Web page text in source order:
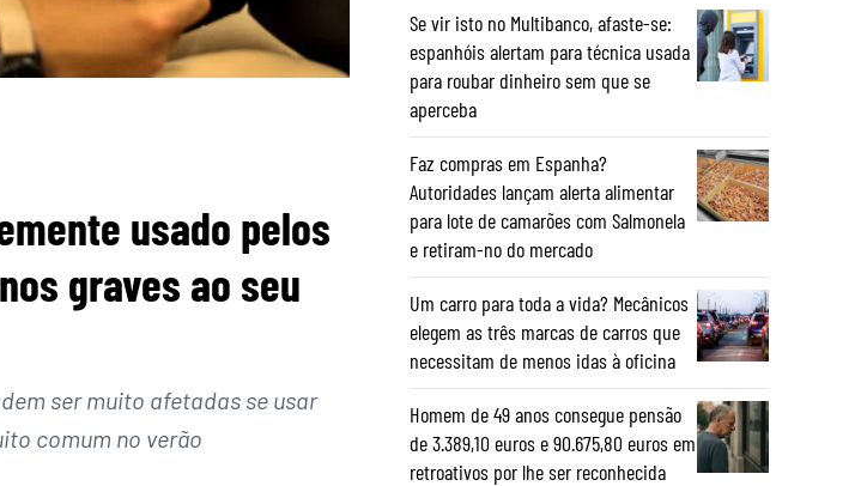
usado pelos
graves ao seu
ser muito afetadas se usar
comum no verão
Se vir isto no Multibanco, afaste-se:
espanhóis alertam para técnica usada
para roubar dinheiro sem que se
aperceba
Faz compras em Espanha?
Autoridades lançam alerta alimentar
para lote de camarões com Salmonela
e retiram-no do mercado
Um carro para toda a vida? Mecânicos
elegem as três marcas de carros que
necessitam de menos idas à oficina
Homem de 49 anos consegue pensão
de 3.389,10 euros e 90.675,80 euros em
retroativos por lhe ser reconhecida